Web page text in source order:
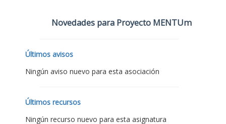
Novedades para Proyecto MENTUm
Últimos avisos
Ningún aviso nuevo para esta asociación
Últimos recursos
Ningún recurso nuevo para esta asignatura